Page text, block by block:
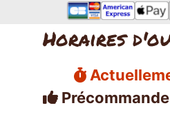
Horaires